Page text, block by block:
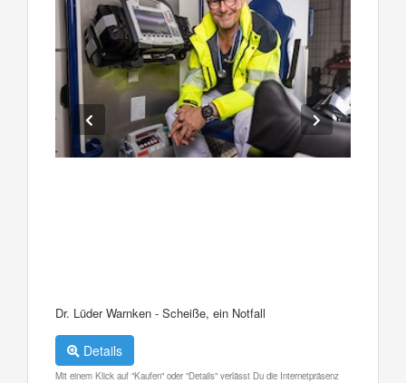
Dr. Lüder Warnken - Scheiße, ein Notfall
Details
Mit einem Klick auf "Kaufen" oder "Details" verlässt Du die Internetpräsenz